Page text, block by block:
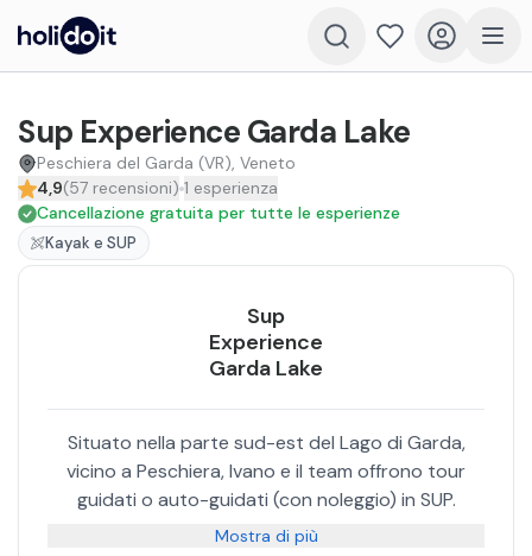
Sup Experience Garda Lake
Peschiera del Garda (VR), Veneto
4,9(57 recensioni) 1 esperienza
Cancellazione gratuita per tutte le esperienze
Kayak e SUP
Sup
Experience
Garda Lake
Situato nella parte sud-est del Lago di Garda,
vicino a Peschiera, Ivano e il team offrono tour
guidati o auto-guidati (con noleggio) in SUP.
Mostra di più